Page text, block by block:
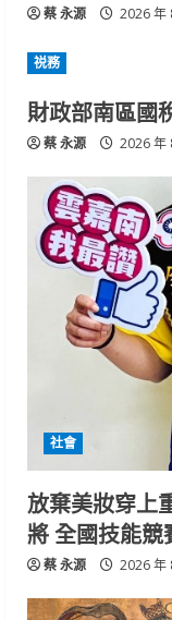
蔡 永源 2026 年
祱務
財政部南區國
蔡 永源 2026 年
社會
放棄美妝穿上
將 全國技能競
蔡 永源 2026 年